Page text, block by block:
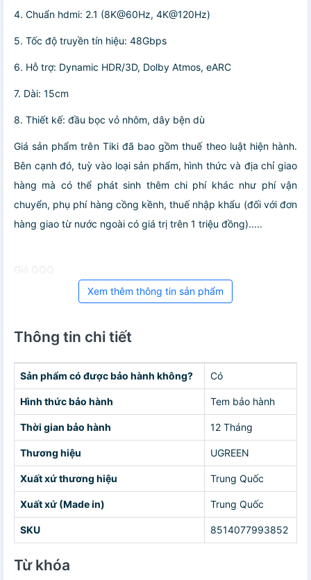
4. Chuẩn hdmi: 2.1 (8K@60Hz, 4K@120Hz)
5. Tốc độ truyền tín hiệu: 48Gbps
6. Hỗ trợ: Dynamic HDR/3D, Dolby Atmos, eARC
7. Dài: 15cm
8. Thiết kế: đầu bọc vỏ nhôm, dây bện dù
Giá sản phẩm trên Tiki đã bao gồm thuế theo luật hiện hành.
Bên cạnh đó, tuỳ vào loại sản phẩm, hình thức và địa chỉ giao
hàng mà có thể phát sinh thêm chi phí khác như phí vận
chuyển, phụ phí hàng cồng kềnh, thuế nhập khẩu (đối với đơn
hàng giao từ nước ngoài có giá trị trên 1 triệu đồng).....
Giá QQQ
Xem thêm thông tin sản phẩm
Thông tin chi tiết
Sản phẩm có được bảo hành không? Có
Hình thức bảo hành Tem bảo hành
Thời gian bảo hành 12 Tháng
Thương hiệu UGREEN
Xuất xứ thương hiệu Trung Quốc
Xuất xứ (Made in) Trung Quốc
SKU 8514077993852
Từ khóa